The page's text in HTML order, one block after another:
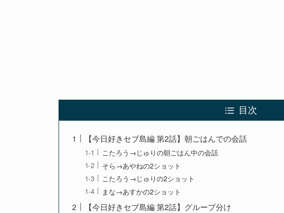
目次
【今日好きセブ島編 第2話】朝ごはんでの会話
こたろう→じゅりの朝ごはん中の会話
そら→あやねの2ショット
こたろう→じゅりの2ショット
まな→あすかの2ショット
【今日好きセブ島編 第2話】グループ分け